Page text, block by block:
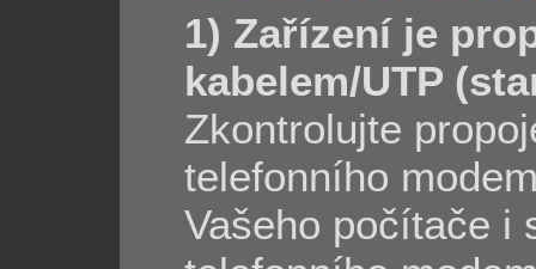
1) Zařízení je
kabelem/UTP
Zkontrolujte
telefonního
Vašeho počítače i